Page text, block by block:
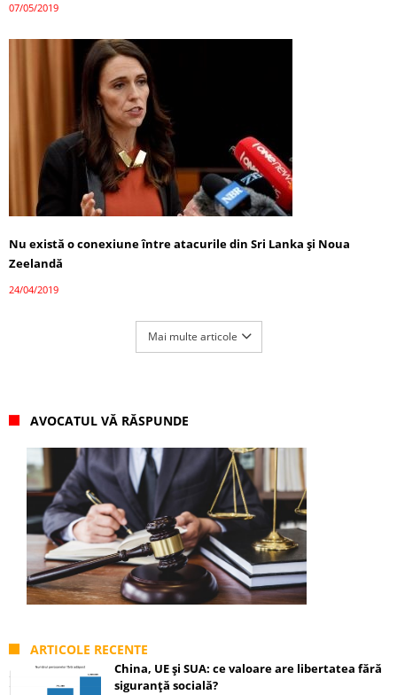
07/05/2019
Nu există o conexiune între atacurile din Sri Lanka şi Noua
Zeelandă
24/04/2019
Mai multe articole
AVOCATUL VĂ RĂSPUNDE
ARTICOLE RECENTE
China, UE și SUA: ce valoare are libertatea fără
siguranță socială?